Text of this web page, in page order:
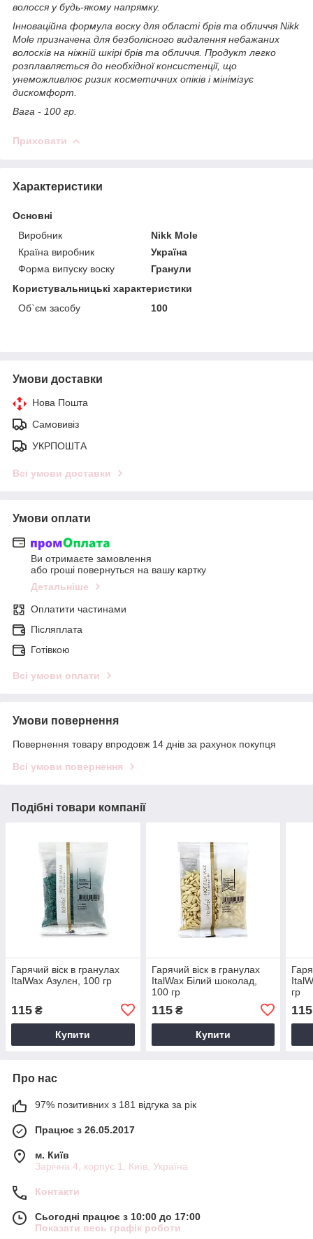
волосся у будь-якому напрямку.
Інноваційна формула воску для області брів та обличчя Nikk
Mole призначена для безболісного видалення небажаних
волосків на ніжній шкірі брів та обличчя. Продукт легко
розплавляється до необхідної консистенції, що
унеможливлює ризик косметичних опіків і мінімізує
дискомфорт.
Вага - 100 гр.
Приховати
Характеристики
Основні
Виробник
Nikk Mole
Країна виробник
Україна
Форма випуску воску
Гранули
Користувальницькі характеристики
Об`єм засобу
100
Умови доставки
Нова Пошта
Самовивіз
УКРПОШТА
Всі умови доставки
Умови оплати
Ви отримаєте замовлення
або гроші повернуться на вашу картку
Детальніше
Оплатити частинами
Післяплата
Готівкою
Всі умови оплати
Умови повернення
Повернення товару впродовж 14 днів за рахунок покупця
Всі умови повернення
Подібні товари компанії
Гарячий віск в гранулах
ItalWax Азулєн, 100 гр
115 ₴
Купити
Гарячий віск в гранулах
ItalWax Білий шоколад,
100 гр
115₴
Купити
гр
115
Про нас
97% позитивних з 181 відгука за рік
Працює з 26.05.2017
м. Київ
Зарічна 4, корпус 1, Київ, Україна
Контакти
Сьогодні працює з 10:00 до 17:00
Показати весь графік роботи